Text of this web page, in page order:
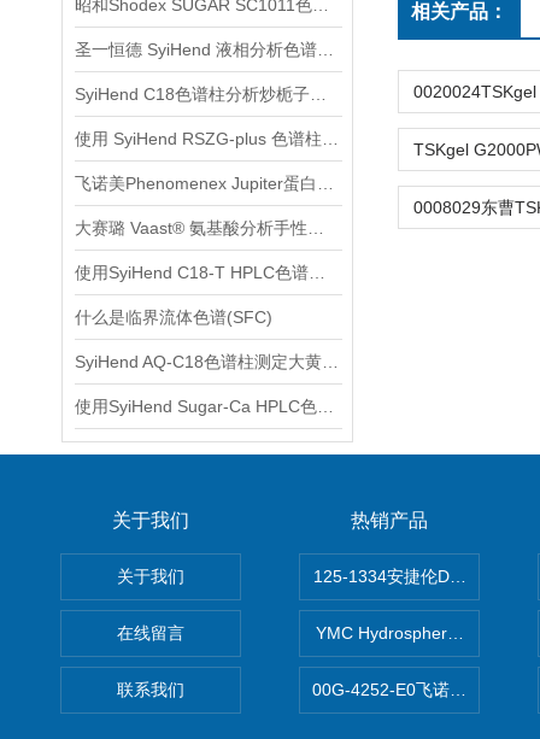
什么是临界流体色谱(SFC)
相关产品：
关于我们
关于我们
在线留言
联系我们
热销产品
125-1334安捷伦DB-624色谱
YMC Hydrosphere C18亲水
00G-4252-E0飞诺美Luna